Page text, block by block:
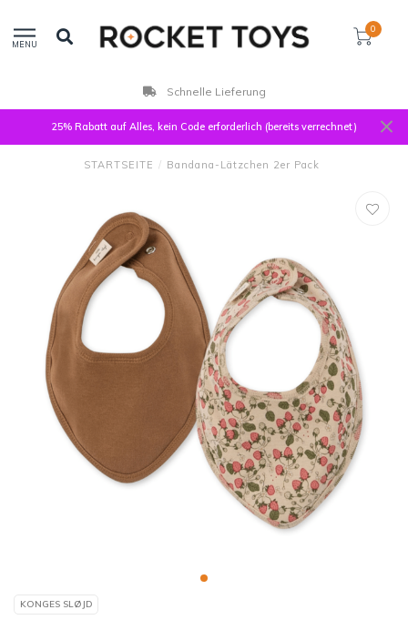
MENU
0
Schnelle Lieferung
25% Rabatt auf Alles, kein Code erforderlich (bereits verrechnet)
STARTSEITE / Bandana-Lätzchen 2er Pack
KONGES SLØJD